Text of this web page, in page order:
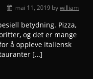
mai 11, 2019 bywilliam
betydning. Pizza,
og det er mange
å oppleve italiensk
[…]